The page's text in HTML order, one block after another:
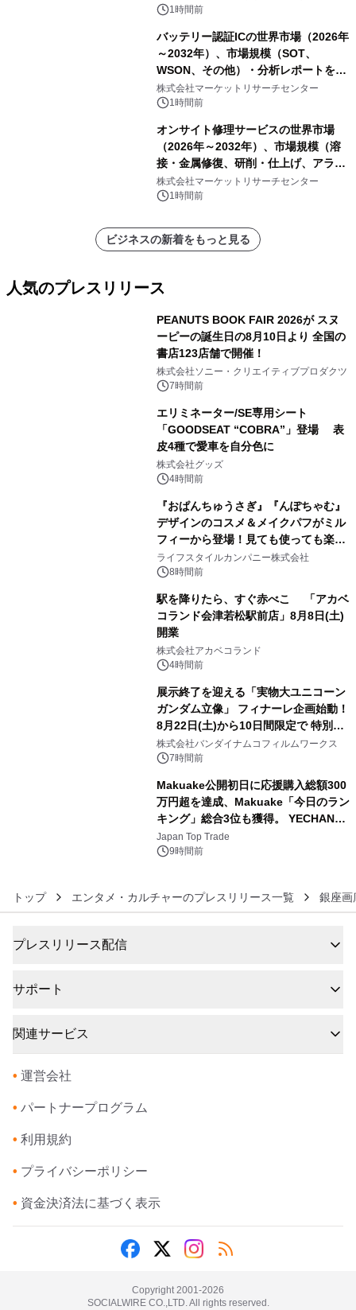
1時間前
バッテリー認証ICの世界市場（2026年
～2032年）、市場規模（SOT、
WSON、その他）・分析レポートを発
表
株式会社マーケットリサーチセンター
1時間前
オンサイト修理サービスの世界市場
（2026年～2032年）、市場規模（溶
接・金属修復、研削・仕上げ、アライ
メント、その他）・分析レポートを発
表
株式会社マーケットリサーチセンター
1時間前
ビジネスの新着をもっと見る
人気のプレスリリース
PEANUTS BOOK FAIR 2026が スヌ
ーピーの誕生日の8月10日より 全国の
書店123店舗で開催！
株式会社ソニー・クリエイティブプロダクツ
7時間前
エリミネーター/SE専用シート
「GOODSEAT “COBRA”」登場 表
皮4種で愛車を自分色に
株式会社グッズ
4時間前
『おぱんちゅうさぎ』『んぽちゃむ』
デザインのコスメ＆メイクパフがミル
フィーから登場！見ても使っても楽し
い、ポップでキュートなコレクショ
ン。
ライフスタイルカンパニー株式会社
8時間前
駅を降りたら、すぐ赤べこ 「アカベ
コランド会津若松駅前店」8月8日(土)
開業
株式会社アカベコランド
4時間前
展示終了を迎える「実物大ユニコーン
ガンダム立像」 フィナーレ企画始動！
8月22日(土)から10日間限定で 特別映
像『UNICORN GUNDAM Statue ―
BEYOND POSSIBILITY ―』を上映！
株式会社バンダイナムコフィルムワークス
7時間前
Makuake公開初日に応援購入総額300
万円超を達成、Makuake「今日のラン
キング」総合3位も獲得。 YECHAN音
浴シンギングボウル第2弾の大型サイ
ズ（XL・2XL・3XL）を先行販売中
Japan Top Trade
9時間前
トップ エンタメ・カルチャーのプレスリリース一覧 銀座画
プレスリリース配信
サポート
関連サービス
• 運営会社
• パートナープログラム
• 利用規約
• プライバシーポリシー
• 資金決済法に基づく表示
Copyright 2001-2026
SOCIALWIRE CO.,LTD. All rights reserved.